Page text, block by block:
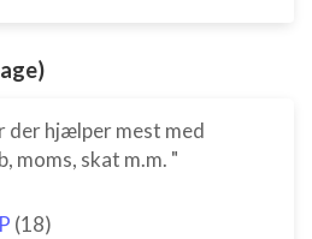
der hjælper mest med
moms, skat m.m. "
(18)